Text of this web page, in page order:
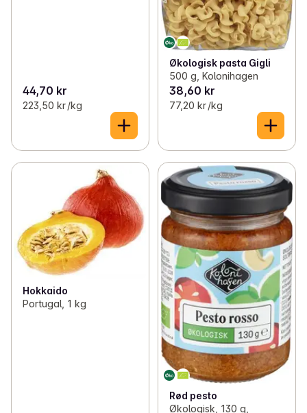
44,70 kr
223,50 kr /kg
Økologisk pasta Gigli
500 g, Kolonihagen
38,60 kr
77,20 kr /kg
Hokkaido
Portugal, 1 kg
Rød pesto
Økologisk, 130 g,